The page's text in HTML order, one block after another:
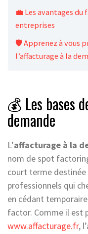
💼 Les avantages
entreprises
🛡️ Apprenez à vous
l’affacturage à la
💰 Les bases
demande
L’affacturage à la
nom de spot
court terme destinée
professionnels qui
en cédant
factor. Comme il est
www.affacturage.fr,